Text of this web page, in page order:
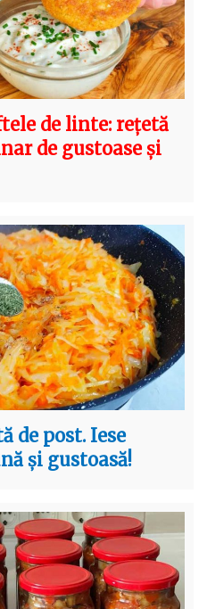
de linte: rețetă
de gustoase și
de post. Iese
și gustoasă!